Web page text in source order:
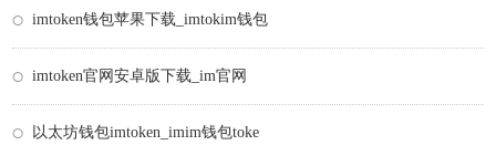
imtoken钱包苹果下载_imtokim钱包
imtoken官网安卓版下载_im官网
以太坊钱包imtoken_imim钱包toke